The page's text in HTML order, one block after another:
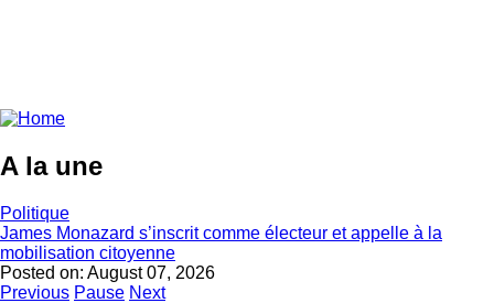
A la une
Politique
James Monazard s’inscrit comme électeur et appelle à la
mobilisation citoyenne
Posted on: August 07, 2026
Previous Pause Next